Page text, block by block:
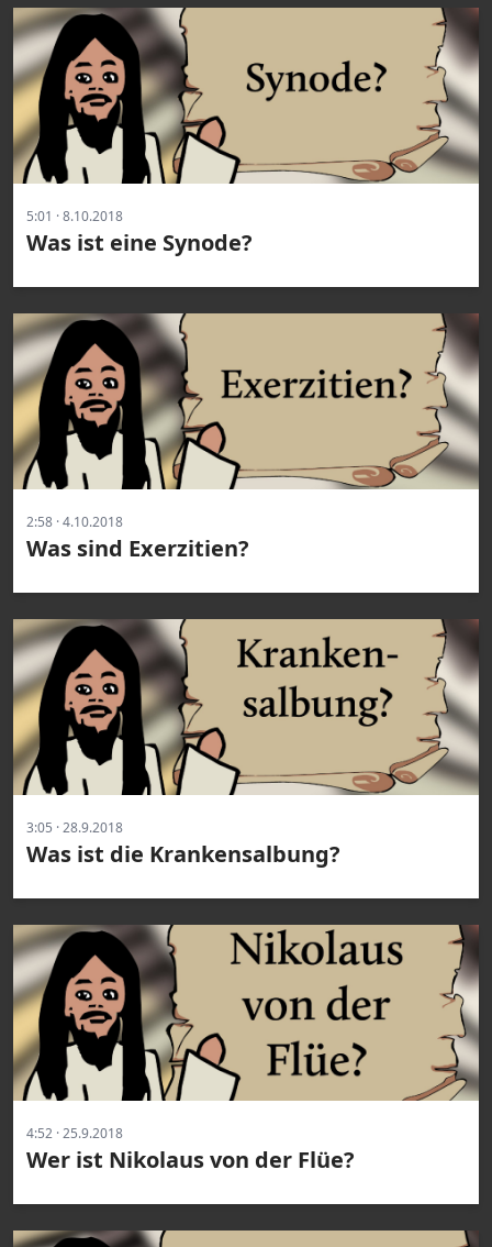
5:01 · 8.10.2018
Was ist eine Synode?
2:58 · 4.10.2018
Was sind Exerzitien?
3:05 · 28.9.2018
Was ist die Krankensalbung?
4:52 · 25.9.2018
Wer ist Nikolaus von der Flüe?